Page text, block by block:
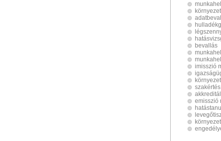
bevallás
imisszió
szakértés
emisszió